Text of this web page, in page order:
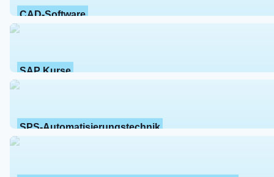
CAD-Software
SAP Kurse
SPS-Automatisierungstechnik